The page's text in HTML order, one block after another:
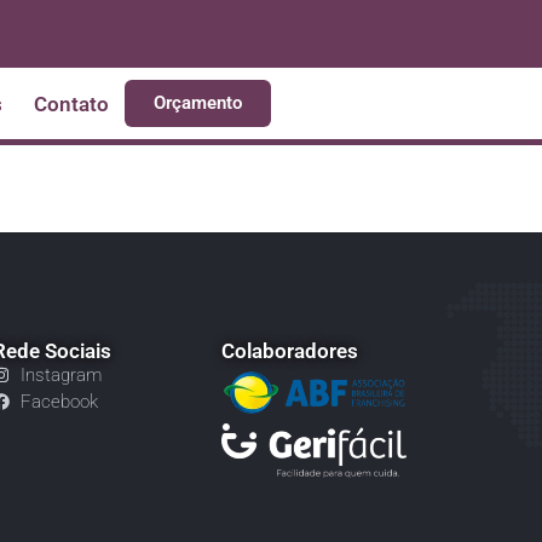
Contato Orçamento
Sociais
Instagram
Facebook
Colaboradores